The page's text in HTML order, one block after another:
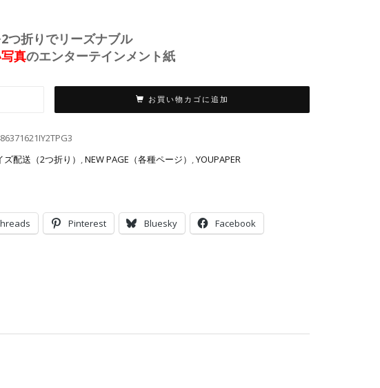
つ折りでリーズナブル
真のエンターテインメント紙
お買い物カゴに追加
ズ配送（2つ折り） ,NEW PAGE（各種ページ） ,YOUPAPER
Pinterest Bluesky Facebook